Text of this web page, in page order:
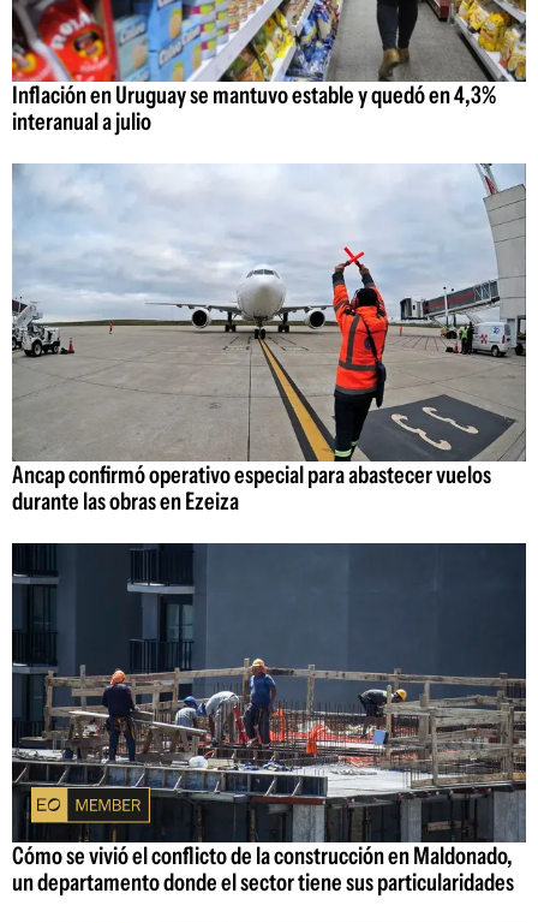
Inflación en Uruguay se mantuvo estable y quedó en 4,3%
interanual a julio
Ancap confirmó operativo especial para abastecer vuelos
durante las obras en Ezeiza
Cómo se vivió el conflicto de la construcción en Maldonado,
un departamento donde el sector tiene sus particularidades